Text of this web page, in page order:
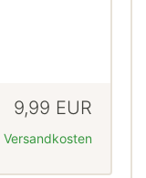
9,99 EUR
Versandkosten